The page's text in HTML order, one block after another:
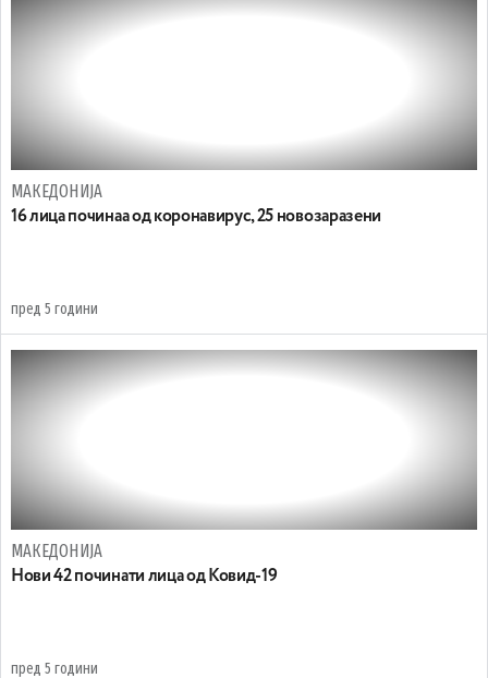
МАКЕДОНИЈА
16 лица починаа од коронавирус, 25 новозаразени
пред 5 години
МАКЕДОНИЈА
Нови 42 починати лица од Ковид-19
пред 5 години